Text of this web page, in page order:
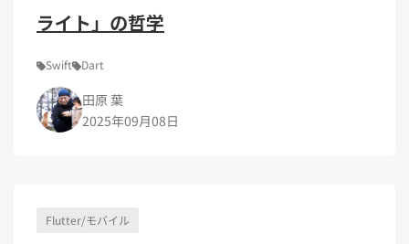
レトロスペクティブ（6）
サーバーレス（3）
CodeCommit（2）
Ansible（2）
DevSecOps（1）
Platform Engineering（1）
さくらのクラウド（1）
OpenAI（1）
CNN（1）
Cloud SQL（1）
microCMS（7）
Puppeteer（1）
React（1）
スキルアップ（24）
若手エンジニア（12）
トラブルシューティング（12）
キャリア（8）
マネジメント（6）
DX推進（5）
オープンイノベーション（4）
ライト」の哲学
Swift Dart
田原 葉
2025年09月08日
Flutter/モバイル